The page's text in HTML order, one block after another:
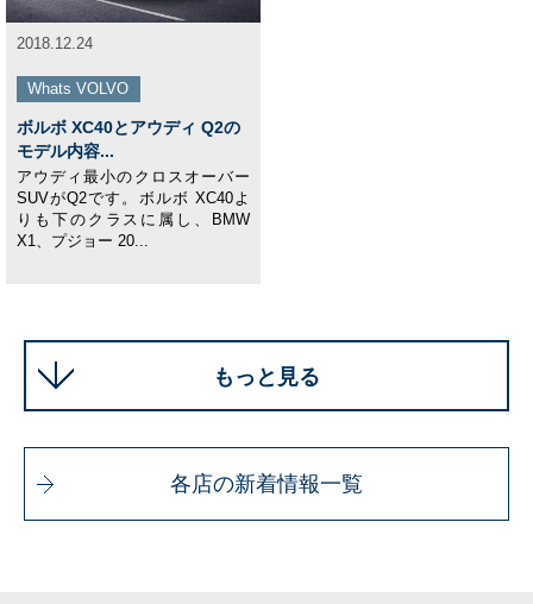
2018.12.24
Whats VOLVO
ボルボ XC40とアウディ Q2の
モデル内容...
アウディ最小のクロスオーバー
SUVがQ2です。ボルボ XC40よ
りも下のクラスに属し、BMW
X1、プジョー 20...
もっと見る
各店の新着情報一覧